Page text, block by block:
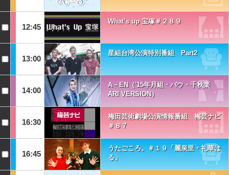
12:45
What’s up 宝塚＃２８９
13:00
星組台湾公演特別番組 Part2
14:00
A－EN（'15年月組・バウ・千秋楽
ARI VERSION）
16:30
梅田芸術劇場公演情報番組 梅芸ナビ
＃８７
16:45
うたごころ。＃１９「麗泉里・礼華は
る」